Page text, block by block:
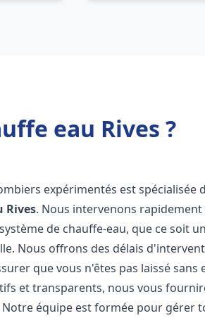
eau Rives ?
expérimentés est spécialisée
Rives. Nous intervenons
de chauffe-eau, que ce soit
Nous offrons des délais
que vous n'êtes pas laissé sans
et transparents, nous vous
équipe est formée pour gérer